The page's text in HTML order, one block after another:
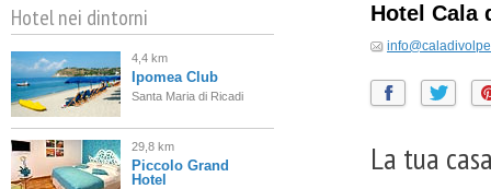
Hotel Cala
La tua
Hotel nei dintorni
4,4 km
Ipomea Club
Santa Maria di Ricadi
29,8 km
Piccolo Grand
Hotel